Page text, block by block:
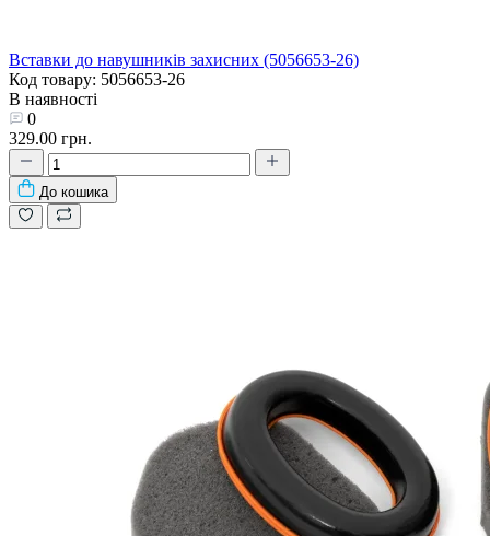
Вставки до навушників захисних (5056653-26)
Код товару: 5056653-26
В наявності
0
329.00 грн.
До кошика